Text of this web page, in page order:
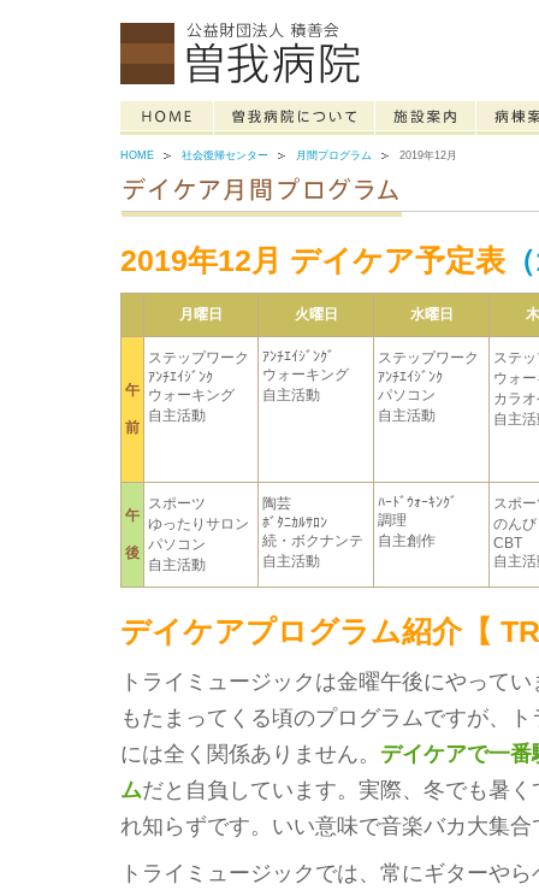
HOME 社会復帰センター 月間プログラム 2019年12月
2019年12月 デイケア予定表
月曜日 火曜日 水曜日
午
前
ステップワーク
ｱﾝﾁｴｲｼﾞﾝｸ
ウォーキング
自主活動
ｱﾝﾁｴｲｼﾞﾝｸﾞ
ウォーキング
自主活動
ステップワーク
ｱﾝﾁｴｲｼﾞﾝｸ
パソコン
自主活動
ステ
ウォ
カラ
自主
午
後
スポーツ
ゆったりサロン
パソコン
自主活動
陶芸
ﾎﾞﾀﾆｶﾙｻﾛﾝ
続・ボクナンテ
自主活動
ﾊｰﾄﾞｳｫｰｷﾝｸﾞ
調理
自主創作
スポ
のん
CBT
自主
デイケアプログラム紹介【
トライミュージックは金曜午後にやって
もたまってくる頃のプログラムですが、
には全く関係ありません。 デイケアで一
ムだと自負しています。実際、冬でも暑
れ知らずです。いい意味で音楽バカ大集合
トライミュージックでは、常にギターや